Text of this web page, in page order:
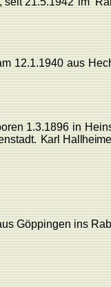
12.1.1940 aus
1.3.1896 in
Karl
Göppingen ins